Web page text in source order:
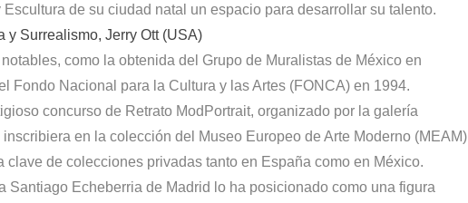
de su ciudad natal un espacio para desarrollar su talento.
y Surrealismo, Jerry Ott (USA)
como la obtenida del Grupo de Muralistas de México en
Fondo Nacional para la Cultura y las Artes (FONCA) en 1994.
concurso de Retrato ModPortrait, organizado por la galería
en la colección del Museo Europeo de Arte Moderno (MEAM)
de colecciones privadas tanto en España como en México.
Santiago Echeberria de Madrid lo ha posicionado como una figura